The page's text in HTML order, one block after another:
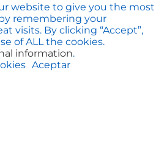
website to give you the most
remembering your
visits. By clicking “Accept”,
of ALL the cookies.
information.
Aceptar